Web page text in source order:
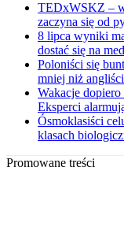
TEDxWSKZ –
zaczyna się od
8 lipca wyniki
dostać się na
Poloniści się
mniej niż
Wakacje dopiero
Eksperci
Ósmoklasiści
klasach
Promowane treści